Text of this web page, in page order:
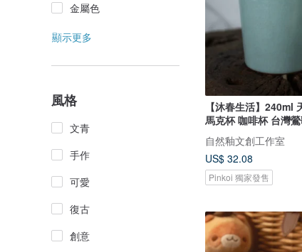
金屬色
顯示更多
風格
文青
手作
可愛
復古
創意
【沐春生活】240ml
馬克杯 咖啡杯 台灣
自然釉文創工作室
US$ 32.08
Pinkoi 獨家發售